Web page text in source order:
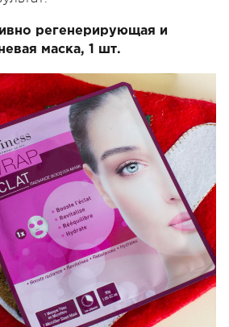
регенерирующая и
маска, 1 шт.